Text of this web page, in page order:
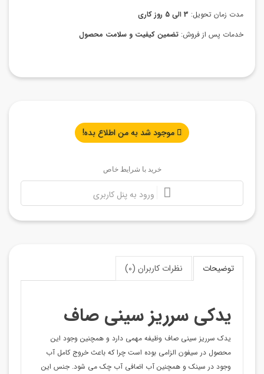
مدت زمان تحویل: 3 الی 5 روز کاری
خدمات پس از فروش: تضمین کیفیت و سلامت محصول
موجود شد به من اطلاع بده!
خرید با شرایط خاص
ورود به پنل کاربری
توضیحات نظرات کاربران (0)
یدکی سرریز سینی صاف
یدک سرریز سینی صاف وظیفه مهمی دارد و همچنین وجود این
محصول در سیفون الزامی بوده است چرا که باعث خروج کامل آب
وجود در سینک و همچنین آب اضافی آب چک می شود. جنس این